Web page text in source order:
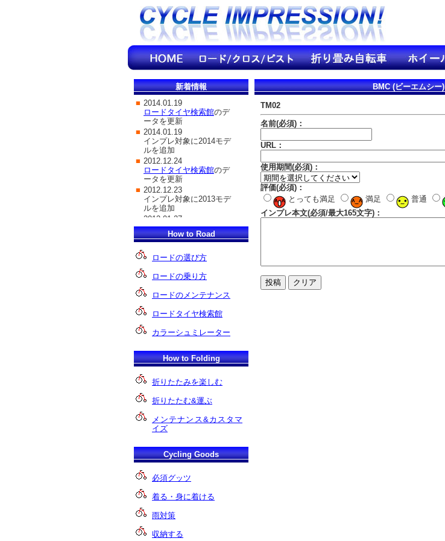
新着情報
How to Road
ロードの選び方
ロードの乗り方
ロードのメンテナンス
ロードタイヤ検索館
カラーシュミレーター
How to Folding
折りたたみを楽しむ
折りたたむ&運ぶ
メンテナンス&カスタマ
イズ
Cycling Goods
必須グッツ
着る・身に着ける
雨対策
収納する
BMC (ビーエムシー)
TM02
名前(必須)：
URL：
使用期間(必須)：
評価(必須)：
とっても満足
満足 普通
インプレ本文(必須/最大165文字)：